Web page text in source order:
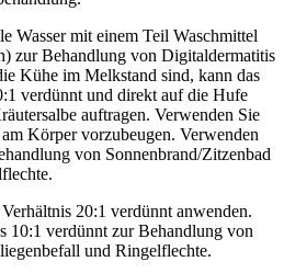
Wasser mit einem Teil Waschmittel
zur Behandlung von Digitaldermatitis
Kühe im Melkstand sind, kann das
verdünnt und direkt auf die Hufe
auftragen. Verwenden Sie
Körper vorzubeugen. Verwenden
von Sonnenbrand/Zitzenbad
20:1 verdünnt anwenden.
10:1 verdünnt zur Behandlung von
und Ringelflechte.